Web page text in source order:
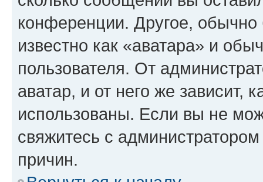
конференции. Другое,
известно как «аватара» и
пользователя. От
аватар, и от него же зависит,
использованы. Если вы не
свяжитесь с
причин.